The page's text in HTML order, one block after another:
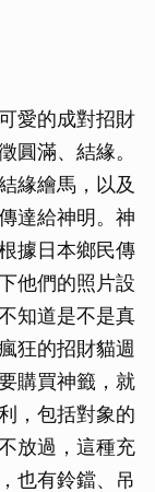
愛的成對招財
圓滿、結緣。
緣繪馬，以及
達給神明。神
據日本鄉民傳
他們的照片設
知道是不是真
狂的招財貓週
購買神籤，就
，包括對象的
放過，這種充
也有鈴鐺、吊